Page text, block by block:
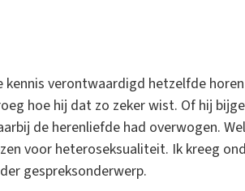
kennis verontwaardigd hetzelfde
hoe hij dat zo zeker wist. Of hij
de herenliefde had overwogen.
voor heteroseksualiteit. Ik kreeg
gespreksonderwerp.